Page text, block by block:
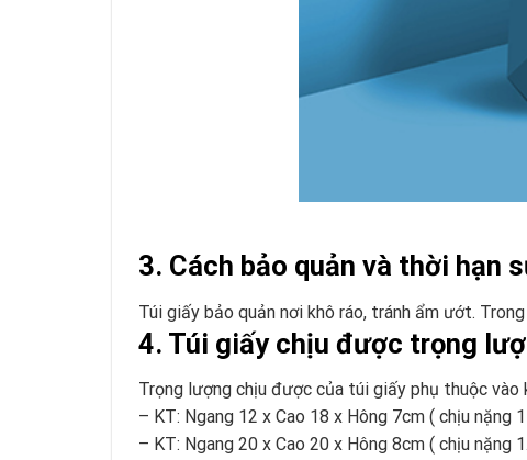
3. Cách bảo quản và thời hạn
Túi giấy bảo quản nơi khô ráo, tránh ẩm ướt.
4. Túi giấy chịu được trọng
Trọng lượng chịu được của túi giấy phụ thuộc
– KT: Ngang 12 x Cao 18 x Hông 7cm ( chịu nặng
– KT: Ngang 20 x Cao 20 x Hông 8cm ( chịu nặng